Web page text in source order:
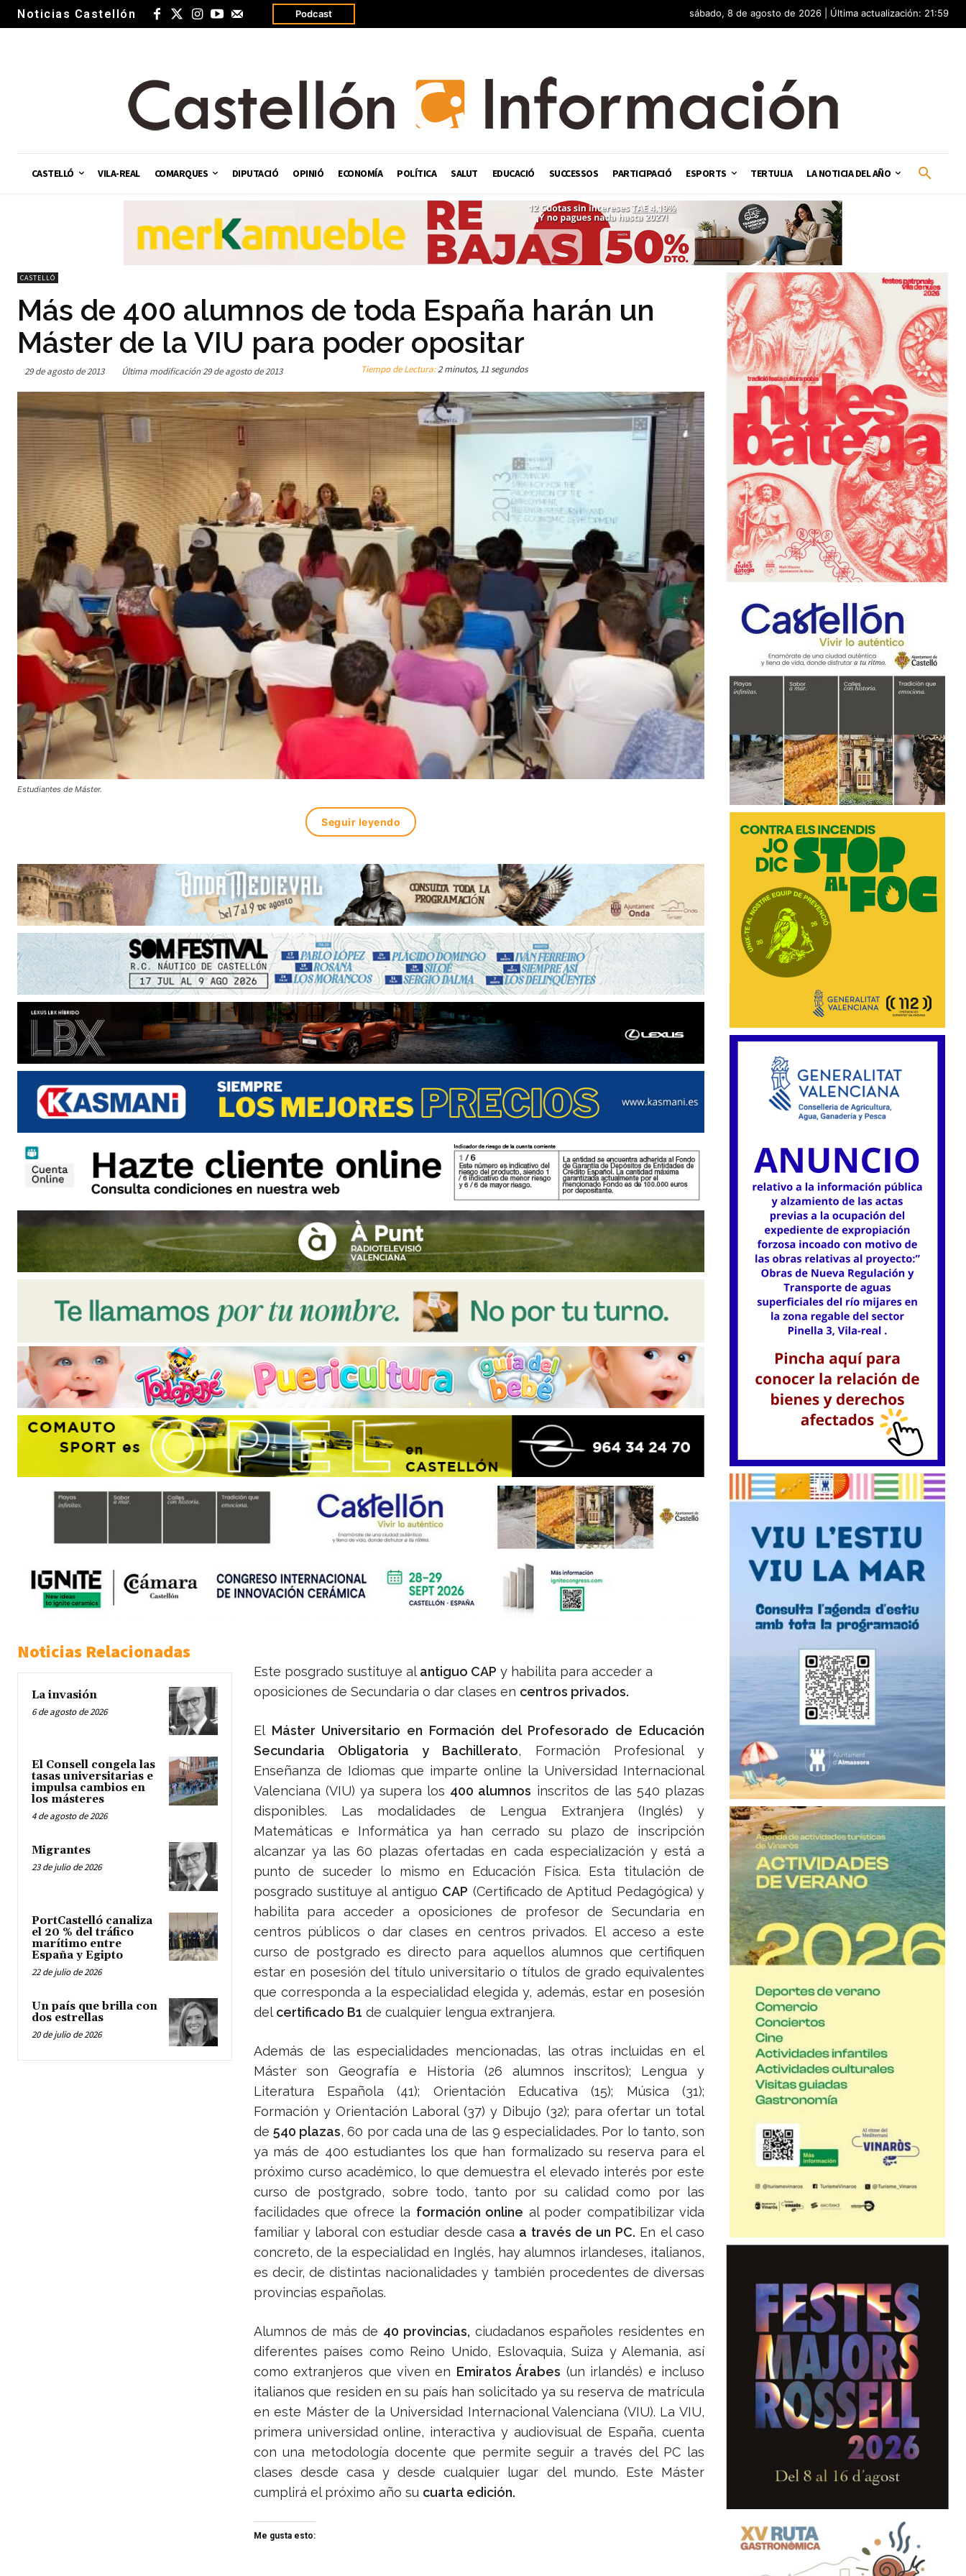
Noticias Castellón Podcast sábado, 8 de agosto de 2026 | Última actualización: 21:59
CASTELLÓ VILA-REAL COMARQUES DIPUTACIÓ OPINIÓ ECONOMÍA POLÍTICA SALUT EDUCACIÓ SUCCESSOS PARTICIPACIÓ ESPORTS TERTULIA LA NOTICIA DEL AÑO
CASTELLÓ
Más de 400 alumnos de toda España harán un
Máster de la VIU para poder opositar
29 de agosto de 2013 Última modificación29 de agosto de 2013 Tiempo de Lectura:2 minutos, 11 segundos
Estudiantes de Máster.
Seguir leyendo
Noticias Relacionadas
La invasión
6 de agosto de 2026
El Consell congela las
tasas universitarias e
impulsa cambios en
los másteres
4 de agosto de 2026
Migrantes
23 de julio de 2026
PortCastelló canaliza
el 20 % del tráfico
marítimo entre
España y Egipto
22 de julio de 2026
Un país que brilla con
dos estrellas
20 de julio de 2026
Este posgrado sustituye al antiguo CAP y habilita para acceder a
oposiciones de Secundaria o dar clases en centros privados.
El Máster Universitario en Formación del Profesorado de Educación
Secundaria Obligatoria y Bachillerato, Formación Profesional y
Enseñanza de Idiomas que imparte online la Universidad Internacional
Valenciana (VIU) ya supera los 400 alumnos inscritos de las 540 plazas
disponibles. Las modalidades de Lengua Extranjera (Inglés) y
Matemáticas e Informática ya han cerrado su plazo de inscripción
alcanzar ya las 60 plazas ofertadas en cada especialización y está a
punto de suceder lo mismo en Educación Física. Esta titulación de
posgrado sustituye al antiguo CAP (Certificado de Aptitud Pedagógica) y
habilita para acceder a oposiciones de profesor de Secundaria en
centros públicos o dar clases en centros privados. El acceso a este
curso de postgrado es directo para aquellos alumnos que certifiquen
estar en posesión del título universitario o títulos de grado equivalentes
que corresponda a la especialidad elegida y, además, estar en posesión
del certificado B1 de cualquier lengua extranjera.
Además de las especialidades mencionadas, las otras incluidas en el
Máster son Geografía e Historia (26 alumnos inscritos); Lengua y
Literatura Española (41); Orientación Educativa (15); Música (31);
Formación y Orientación Laboral (37) y Dibujo (32); para ofertar un total
de 540 plazas, 60 por cada una de las 9 especialidades. Por lo tanto, son
ya más de 400 estudiantes los que han formalizado su reserva para el
próximo curso académico, lo que demuestra el elevado interés por este
curso de postgrado, sobre todo, tanto por su calidad como por las
facilidades que ofrece la formación online al poder compatibilizar vida
familiar y laboral con estudiar desde casa a través de un PC. En el caso
concreto, de la especialidad en Inglés, hay alumnos irlandeses, italianos,
es decir, de distintas nacionalidades y también procedentes de diversas
provincias españolas.
Alumnos de más de 40 provincias, ciudadanos españoles residentes en
diferentes países como Reino Unido, Eslovaquia, Suiza y Alemania, así
como extranjeros que viven en Emiratos Árabes (un irlandés) e incluso
italianos que residen en su país han solicitado ya su reserva de matrícula
en este Máster de la Universidad Internacional Valenciana (VIU). La VIU,
primera universidad online, interactiva y audiovisual de España, cuenta
con una metodología docente que permite seguir a través del PC las
clases desde casa y desde cualquier lugar del mundo. Este Máster
cumplirá el próximo año su cuarta edición.
Me gusta esto: